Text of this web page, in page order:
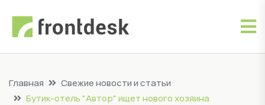
Главная
Свежие новости и статьи
Бутик-отель "Автор" ищет нового хозяина